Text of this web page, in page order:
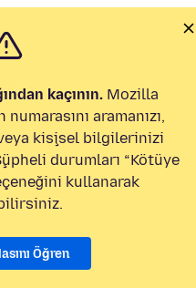
kaçının.Mozilla
aramanızı,
kişisel bilgilerinizi
durumları “Kötüye
kullanarak
Öğren